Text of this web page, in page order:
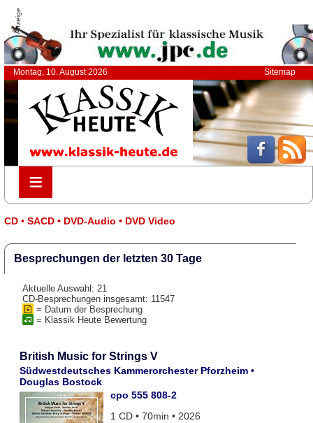
Anzeige
Montag, 10. August 2026 Sitemap
≡
≡
CD • SACD • DVD-Audio • DVD Video
Besprechungen der letzten 30 Tage
Aktuelle Auswahl: 21
CD-Besprechungen insgesamt: 11547
= Datum der Besprechung
= Klassik Heute Bewertung
British Music for Strings V
Südwestdeutsches Kammerorchester Pforzheim •
Douglas Bostock
cpo 555 808-2
1 CD • 70min • 2026